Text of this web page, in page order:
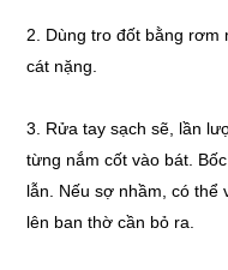
2. Dùng tro đốt bằng rơm
cát nặng.
3. Rửa tay sạch sẽ, lần
từng nắm cốt vào bát.
lẫn. Nếu sợ nhầm, có thể
lên ban thờ cần bỏ ra.